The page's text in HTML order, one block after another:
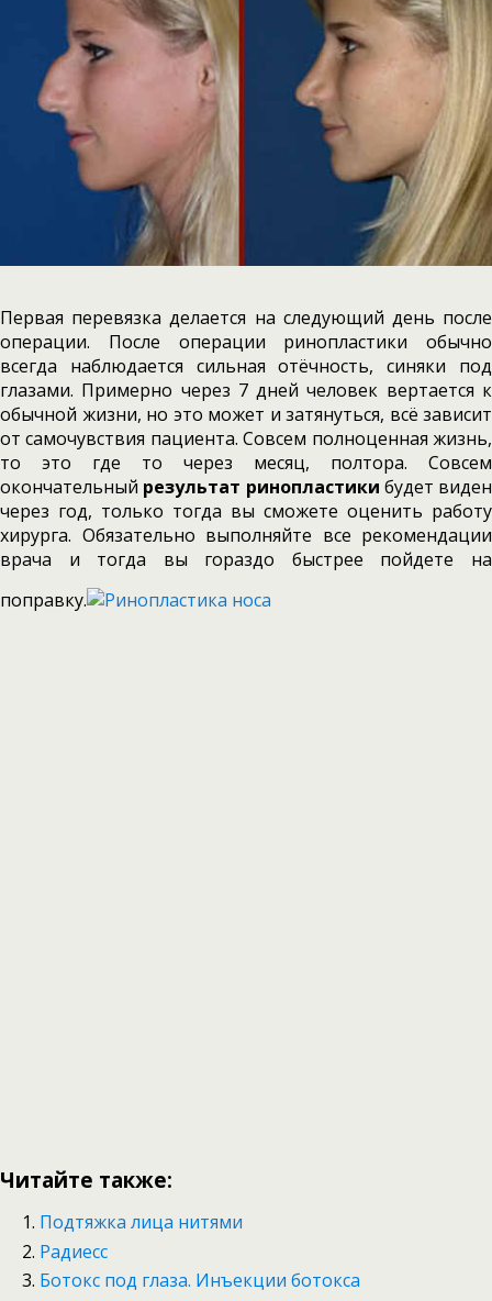
Первая перевязка делается на следующий день после
операции. После операции ринопластики обычно
всегда наблюдается сильная отёчность, синяки под
глазами. Примерно через 7 дней человек вертается к
обычной жизни, но это может и затянуться, всё зависит
от самочувствия пациента. Совсем полноценная жизнь,
то это где то через месяц, полтора. Совсем
окончательный результат ринопластики будет виден
через год, только тогда вы сможете оценить работу
хирурга. Обязательно выполняйте все рекомендации
врача и тогда вы гораздо быстрее пойдете на
поправку.
Читайте также:
Подтяжка лица нитями
Радиесс
Ботокс под глаза. Инъекции ботокса